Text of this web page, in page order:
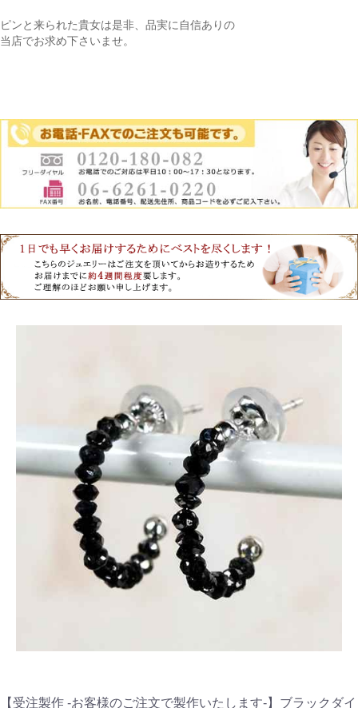
ピンと来られた貴女は是非、品実に自信ありの
当店でお求め下さいませ。
【受注製作 -お客様のご注文で製作いたします-】ブラックダイ